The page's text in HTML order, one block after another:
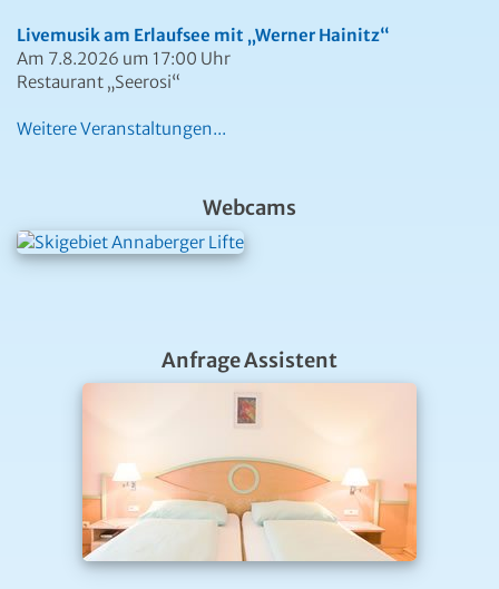
Livemusik am Erlaufsee mit „Werner Hainitz“
Am 7.8.2026 um 17:00 Uhr
Restaurant „Seerosi“
Weitere Veranstaltungen...
Webcams
Anfrage Assistent